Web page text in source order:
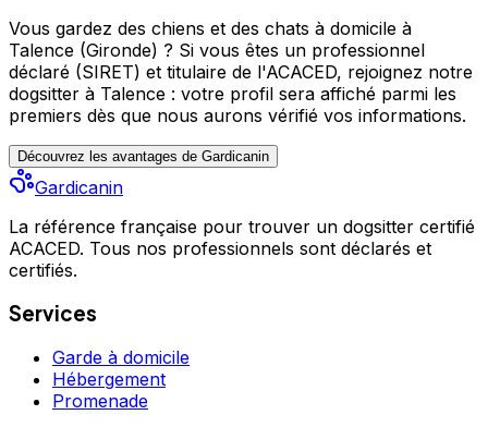
Vous gardez des chiens et des chats à domicile à
Talence (Gironde) ? Si vous êtes un professionnel
déclaré (SIRET) et titulaire de l'ACACED, rejoignez notre
dogsitter à Talence : votre profil sera affiché parmi les
premiers dès que nous aurons vérifié vos informations.
Découvrez les avantages de Gardicanin
Gardicanin
La référence française pour trouver un dogsitter certifié
ACACED. Tous nos professionnels sont déclarés et
certifiés.
Services
Garde à domicile
Hébergement
Promenade